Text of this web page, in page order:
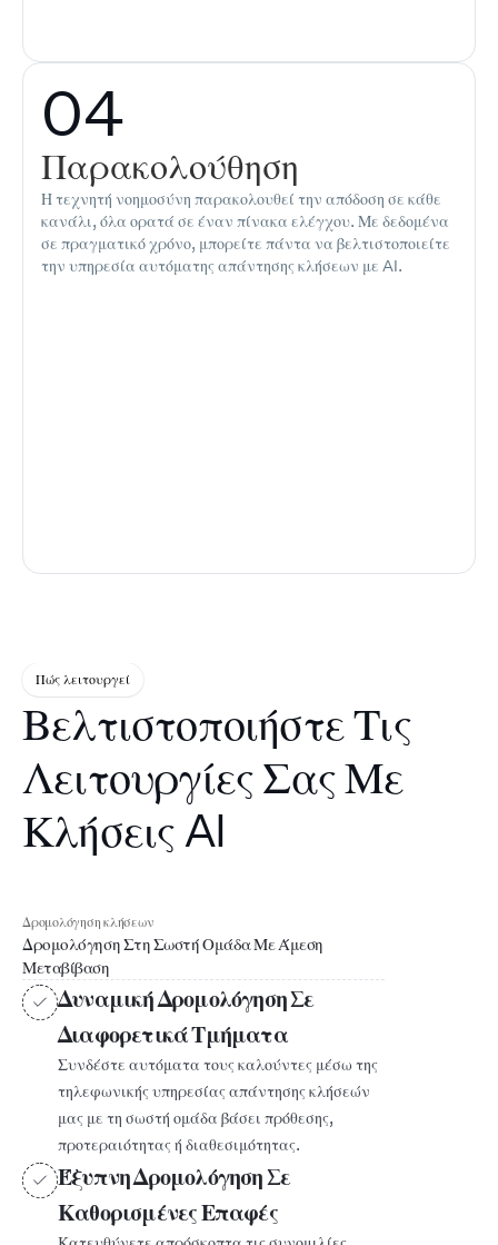
04
Παρακολούθηση
Η τεχνητή νοημοσύνη παρακολουθεί την απόδοση σε κάθε
κανάλι, όλα ορατά σε έναν πίνακα ελέγχου. Με δεδομένα
σε πραγματικό χρόνο, μπορείτε πάντα να βελτιστοποιείτε
την υπηρεσία αυτόματης απάντησης κλήσεων με AI.
Πώς λειτουργεί
Βελτιστοποιήστε Τις
Λειτουργίες Σας Με
Κλήσεις AI
Δρομολόγηση κλήσεων
Δρομολόγηση Στη Σωστή Ομάδα Με Άμεση
Μεταβίβαση
Δυναμική Δρομολόγηση Σε
Διαφορετικά Τμήματα
Συνδέστε αυτόματα τους καλούντες μέσω της
τηλεφωνικής υπηρεσίας απάντησης κλήσεών
μας με τη σωστή ομάδα βάσει πρόθεσης,
προτεραιότητας ή διαθεσιμότητας.
Έξυπνη Δρομολόγηση Σε
Καθορισμένες Επαφές